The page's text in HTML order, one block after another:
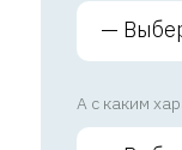
А с каким